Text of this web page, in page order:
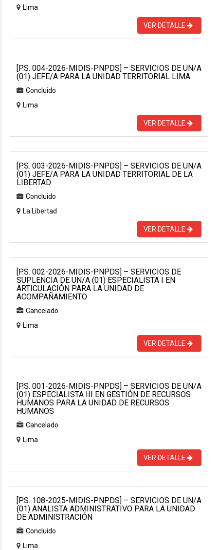
Lima
VER DETALLE
[P.S. 004-2026-MIDIS-PNPDS] – SERVICIOS DE UN/A
(01) JEFE/A PARA LA UNIDAD TERRITORIAL LIMA
Concluido
Lima
VER DETALLE
[P.S. 003-2026-MIDIS-PNPDS] – SERVICIOS DE UN/A
(01) JEFE/A PARA LA UNIDAD TERRITORIAL DE LA
LIBERTAD
Concluido
La Libertad
VER DETALLE
[P.S. 002-2026-MIDIS-PNPDS] – SERVICIOS DE
SUPLENCIA DE UN/A (01) ESPECIALISTA I EN
ARTICULACIÓN PARA LA UNIDAD DE
ACOMPAÑAMIENTO
Cancelado
Lima
VER DETALLE
[P.S. 001-2026-MIDIS-PNPDS] – SERVICIOS DE UN/A
(01) ESPECIALISTA III EN GESTIÓN DE RECURSOS
HUMANOS PARA LA UNIDAD DE RECURSOS
HUMANOS
Cancelado
Lima
VER DETALLE
[P.S. 108-2025-MIDIS-PNPDS] – SERVICIOS DE UN/A
(01) ANALISTA ADMINISTRATIVO PARA LA UNIDAD
DE ADMINISTRACIÓN
Concluido
Lima